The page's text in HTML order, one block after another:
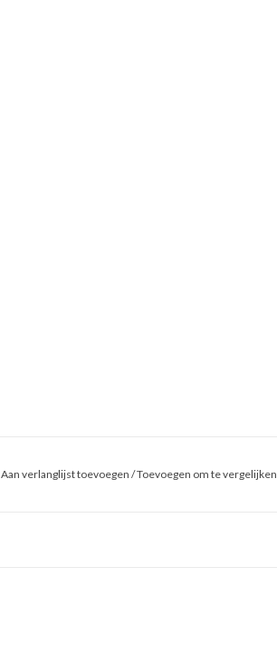
Aan verlanglijst toevoegen /Toevoegen om te vergelijken